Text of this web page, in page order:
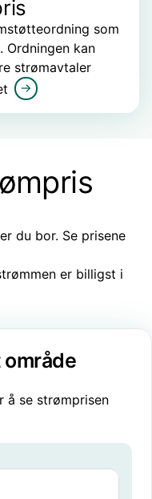
som
Ordningen kan
strømavtaler
du bor. Se prisene
er billigst i
å se strømprisen